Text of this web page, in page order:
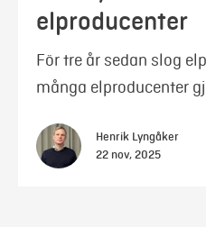
elproducenter
För tre år sedan slog
många elproducenter
Henrik Lyngåker
22 nov, 2025